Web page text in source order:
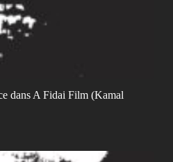
dans A Fidai Film (Kamal